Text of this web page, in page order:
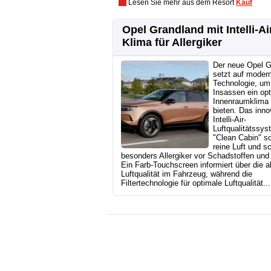
Lesen Sie mehr aus dem Resort Kauf
Opel Grandland mit Intelli-
Klima für Allergiker
Der neue Opel
setzt auf
Technologie, um
Insassen ein
Innenraumklima
bieten. Das
Intelli-Air-
"Clean Cabin"
reine Luft und
besonders Allergiker vor Schadstoffen
Ein Farb-Touchscreen informiert über die
Luftqualität im Fahrzeug, während die
Filtertechnologie für optimale Luftqualität...